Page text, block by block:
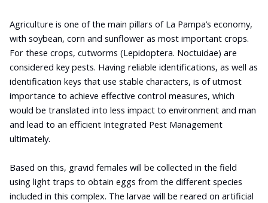
Agriculture is one of the main pillars of La Pampa’s economy,
with soybean, corn and sunflower as most important crops.
For these crops, cutworms (Lepidoptera. Noctuidae) are
considered key pests. Having reliable identifications, as well as
identification keys that use stable characters, is of utmost
importance to achieve effective control measures, which
would be translated into less impact to environment and man
and lead to an efficient Integrated Pest Management
ultimately.
Based on this, gravid females will be collected in the field
using light traps to obtain eggs from the different species
included in this complex. The larvae will be reared on artificial